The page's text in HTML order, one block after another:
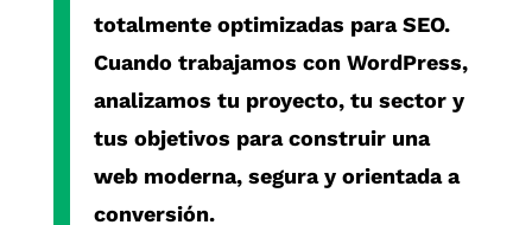
totalmente optimizadas para SEO.
Cuando trabajamos con WordPress,
analizamos tu proyecto, tu sector y
tus objetivos para construir una
web moderna, segura y orientada a
conversión.